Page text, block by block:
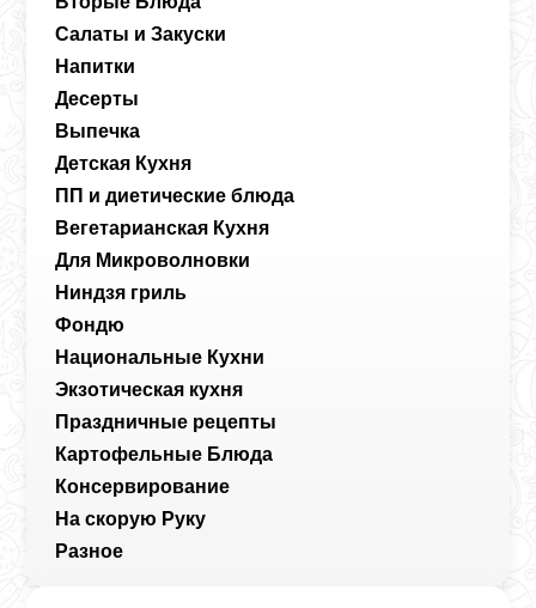
Салаты и Закуски
Напитки
Десерты
Выпечка
Детская Кухня
ПП и диетические блюда
Вегетарианская Кухня
Для Микроволновки
Ниндзя гриль
Фондю
Национальные Кухни
Экзотическая кухня
Праздничные рецепты
Картофельные Блюда
Консервирование
На скорую Руку
Разное